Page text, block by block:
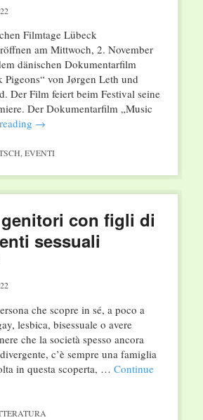
Filmtage Lübeck
am Mittwoch, 2. November
dänischen Dokumentarfilm
von Jørgen Leth und
Der Film feiert beim Festival seine
Der Dokumentarfilm „Music
→
,EVENTI
con figli di
sessuali
che scopre in sé, a poco a
lesbica, bisessuale o avere
che la società spesso ancora
c’è sempre una famiglia
in questa scoperta, … Continue